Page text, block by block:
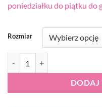
poniedziałku do piątku do
Rozmiar
DODAJ